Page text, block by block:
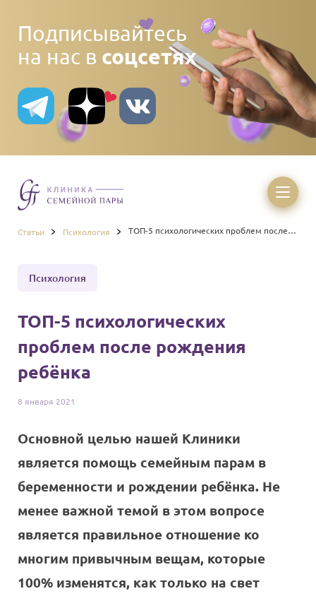
Подписывайтесь
на нас в соцсетях
Статьи Психология
ТОП-5 психологических проблем после
Психология
ТОП-5 психологических
проблем после рождения
ребёнка
8 января 2021
Основной целью нашей Клиники
является помощь семейным парам в
беременности и рождении ребёнка. Не
менее важной темой в этом вопросе
является правильное отношение ко
многим привычным вещам, которые
100% изменятся, как только на свет